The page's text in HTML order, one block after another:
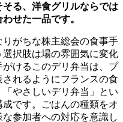
る、洋食グリルならでは
せた一品です。
がちな株主総会の食事手
択肢は場の雰囲気に変化
けるこのデリ弁当は、プ
れるようにフランスの食
やさしいデリ弁当」とい
です。ごはんの種類をオ
参加者への対応を意識し